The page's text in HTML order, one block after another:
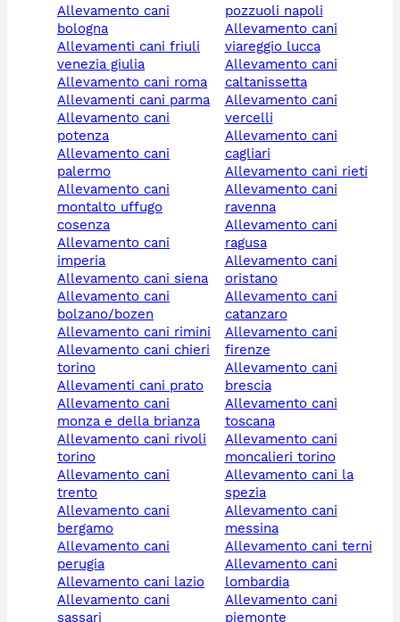
allevamento cani
bologna
allevamenti cani friuli
venezia giulia
allevamento cani roma
allevamenti cani parma
allevamento cani
potenza
allevamento cani
palermo
allevamento cani
montalto uffugo
cosenza
allevamento cani
imperia
allevamento cani siena
allevamento cani
bolzano/bozen
allevamento cani rimini
allevamento cani chieri
torino
allevamenti cani prato
allevamento cani
monza e della brianza
allevamento cani rivoli
torino
allevamento cani
trento
allevamento cani
bergamo
allevamento cani
perugia
allevamento cani lazio
allevamento cani
sassari
pozzuoli napoli
allevamento cani
viareggio lucca
allevamento cani
caltanissetta
allevamento cani
vercelli
allevamento cani
cagliari
allevamento cani rieti
allevamento cani
ravenna
allevamento cani
ragusa
allevamento cani
oristano
allevamento cani
catanzaro
allevamento cani
firenze
allevamento cani
brescia
allevamento cani
toscana
allevamento cani
moncalieri torino
allevamento cani la
spezia
allevamento cani
messina
allevamento cani terni
allevamento cani
lombardia
allevamento cani
piemonte